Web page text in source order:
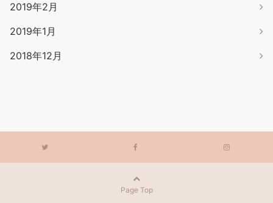
2019年2月
2019年1月
2018年12月
Page Top